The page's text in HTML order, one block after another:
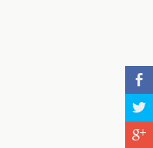
b
a
c